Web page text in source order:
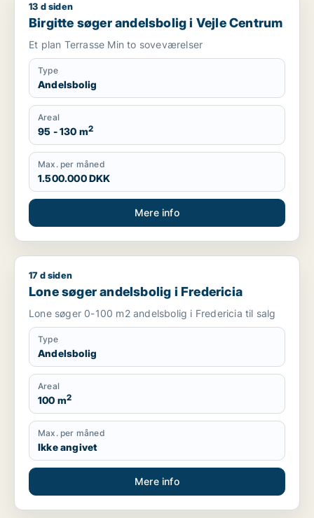
Birgitte søger andelsbolig i Vejle Centrum
13 d siden
Birgitte søger andelsbolig i Vejle Centrum
Et plan Terrasse Min to soveværelser
Type
Andelsbolig
Areal
95 - 130 m2
Max. per måned
1.500.000 DKK
Mere info
Lone søger andelsbolig i Fredericia
17 d siden
Lone søger andelsbolig i Fredericia
Lone søger 0-100 m2 andelsbolig i Fredericia til salg
Type
Andelsbolig
Areal
100 m2
Max. per måned
Ikke angivet
Mere info